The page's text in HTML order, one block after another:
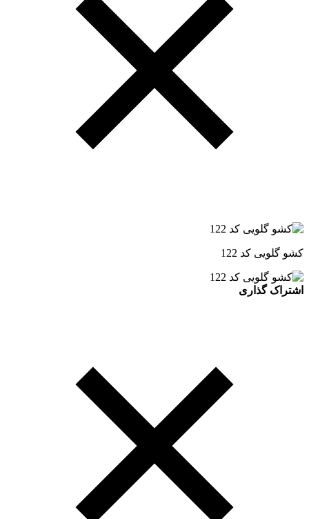
کشو گلویی کد 122
اشتراک گذاری